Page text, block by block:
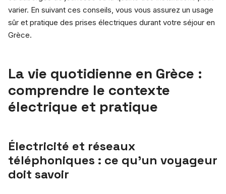
varier. En suivant ces conseils, vous vous assurez un usage
sûr et pratique des prises électriques durant votre séjour en
Grèce.
La vie quotidienne en Grèce :
comprendre le contexte
électrique et pratique
Électricité et réseaux
téléphoniques : ce qu’un voyageur
doit savoir